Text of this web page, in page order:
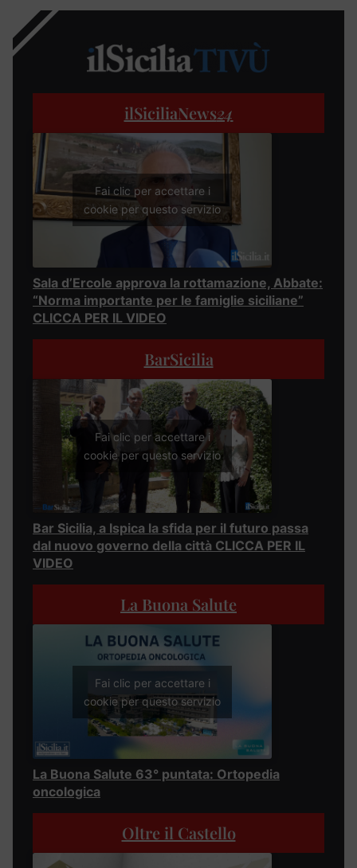
ilSiciliaNews24
Fai clic per accettare i
cookie per questo servizio
Sala d’Ercole approva la rottamazione, Abbate:
“Norma importante per le famiglie siciliane”
CLICCA PER IL VIDEO
BarSicilia
Fai clic per accettare i
cookie per questo servizio
Bar Sicilia, a Ispica la sfida per il futuro passa
dal nuovo governo della città CLICCA PER IL
VIDEO
La Buona Salute
Fai clic per accettare i
cookie per questo servizio
La Buona Salute 63° puntata: Ortopedia
oncologica
Oltre il Castello